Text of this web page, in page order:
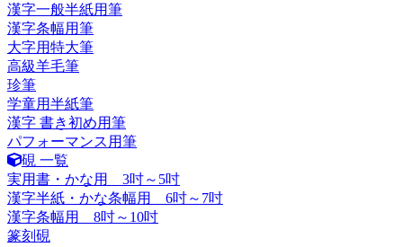
漢字一般半紙用筆
漢字条幅用筆
大字用特大筆
高級羊毛筆
珍筆
学童用半紙筆
漢字 書き初め用筆
パフォーマンス用筆
硯 一覧
実用書・かな用 3吋～5吋
漢字半紙・かな条幅用 6吋～7吋
漢字条幅用 8吋～10吋
篆刻硯